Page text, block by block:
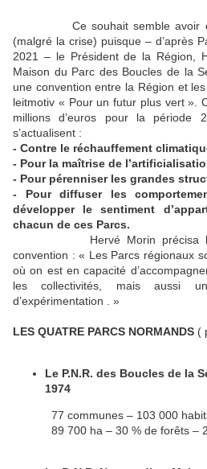
Ce souhait semble avoir été
(malgré la crise) puisque – d’après
2021 – le Président de la Région,
Maison du Parc des Boucles de la
une convention entre la Région et
leitmotiv « Pour un futur plus vert ».
millions d’euros pour la période
s’actualisent :
- Contre le réchauffement
- Pour la maîtrise de
- Pour pérenniser les grandes
- Pour diffuser les
développer le sentiment
chacun de ces Parcs.
Hervé Morin précisa lors
convention : « Les Parcs régionaux
où on est en capacité
les collectivités, mais aussi
d’expérimentation . »
LES QUATRE PARCS NORMANDS (
Le P.N.R. des Boucles de la
1974
77 communes – 103 000
89 700 ha – 30 % de forêts – 24